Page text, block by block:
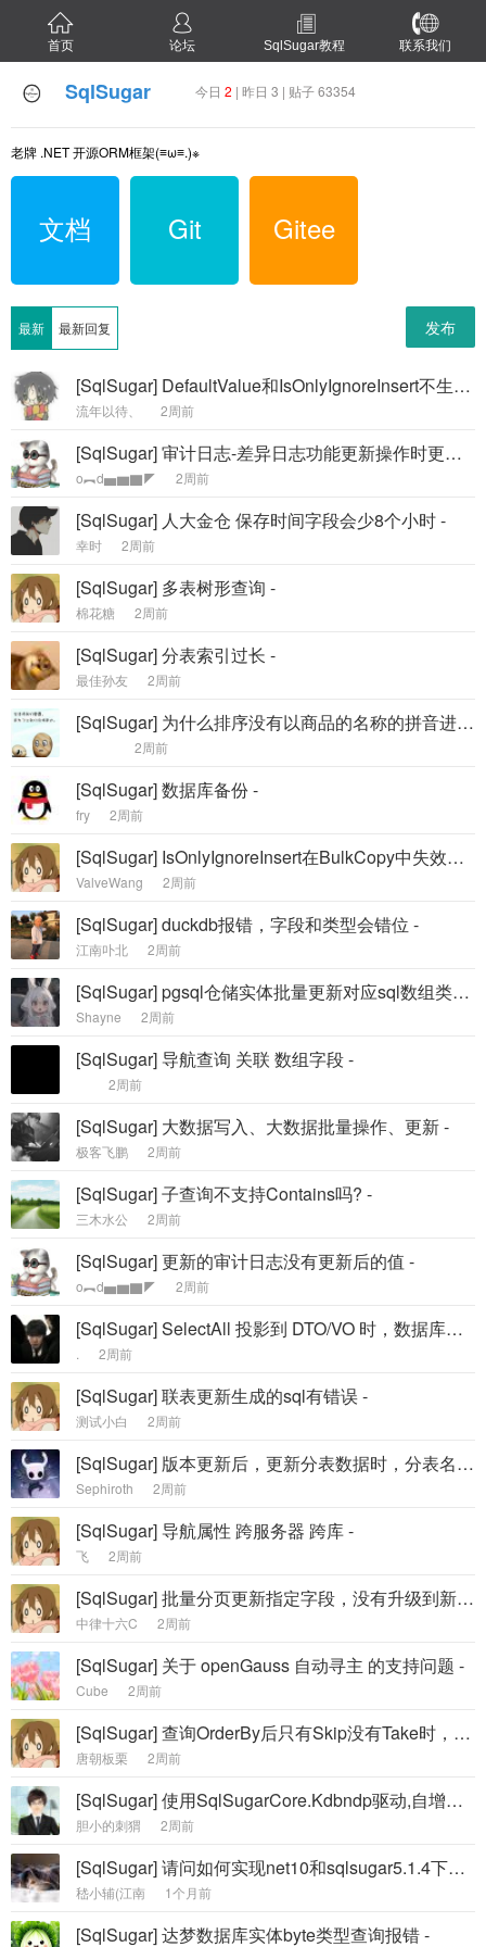
首页 论坛 SqlSugar教程 联系我们
SqlSugar 今日 2 | 昨日 3 | 贴子 63354
老牌 .NET 开源ORM框架(≡ω≡.)※
文档 Git Gitee
最新 最新回复 发布
[SqlSugar] DefaultValue和IsOnlyIgnoreInsert不生效问题咨询 -
流年以待、 2周前
[SqlSugar] 审计日志-差异日志功能更新操作时更新后的值取不到 -
o︻d▅▆▇◤ 2周前
[SqlSugar] 人大金仓 保存时间字段会少8个小时 -
幸时 2周前
[SqlSugar] 多表树形查询 -
棉花糖 2周前
[SqlSugar] 分表索引过长 -
最佳孙友 2周前
[SqlSugar] 为什么排序没有以商品的名称的拼音进行排序。 -
2周前
[SqlSugar] 数据库备份 -
fry 2周前
[SqlSugar] IsOnlyIgnoreInsert在BulkCopy中失效，导致插入了C#类型的默认值 -
ValveWang 2周前
[SqlSugar] duckdb报错，字段和类型会错位 -
江南卟北 2周前
[SqlSugar] pgsql仓储实体批量更新对应sql数组类型错误问题 -
Shayne 2周前
[SqlSugar] 导航查询 关联 数组字段 -
2周前
[SqlSugar] 大数据写入、大数据批量操作、更新 -
极客飞鹏 2周前
[SqlSugar] 子查询不支持Contains吗? -
三木水公 2周前
[SqlSugar] 更新的审计日志没有更新后的值 -
o︻d▅▆▇◤ 2周前
[SqlSugar] SelectAll 投影到 DTO/VO 时，数据库列名与属性名不一致的字段无法映射 -
2周前
[SqlSugar] 联表更新生成的sql有错误 -
测试小白 2周前
[SqlSugar] 版本更新后，更新分表数据时，分表名的时间后缀出现了( TableName_2026_07_2026_07 ) -
Sephiroth 2周前
[SqlSugar] 导航属性 跨服务器 跨库 -
飞 2周前
[SqlSugar] 批量分页更新指定字段，没有升级到新版本如何兼容 -
中律十六C 2周前
[SqlSugar] 关于 openGauss 自动寻主 的支持问题 -
Cube 2周前
[SqlSugar] 查询OrderBy后只有Skip没有Take时，Orderby语句被丢弃 -
唐朝板栗 2周前
[SqlSugar] 使用SqlSugarCore.Kdbndp驱动,自增列int型的,创建表的自增列失败,错误:42704: -
胆小的刺猬 2周前
[SqlSugar] 请问如何实现net10和sqlsugar5.1.4下的二级缓存？ -
嵇小辅(江南 1个月前
[SqlSugar] 达梦数据库实体byte类型查询报错 -